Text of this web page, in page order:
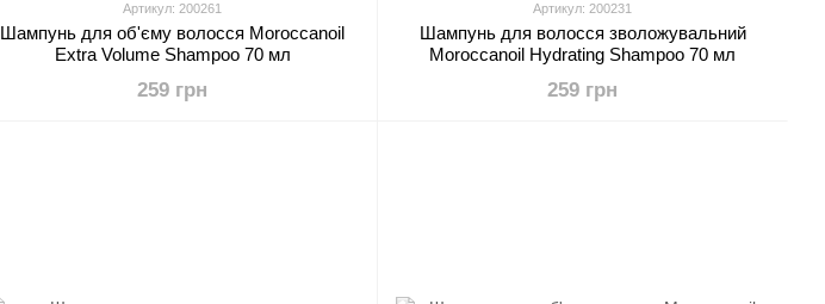
Артикул: 200261
Шампунь для об'єму волосся Moroccanoil
Extra Volume Shampoo 70 мл
259 грн
Артикул: 200231
Шампунь для волосся зволожувальний
Moroccanoil Hydrating Shampoo 70 мл
259 грн